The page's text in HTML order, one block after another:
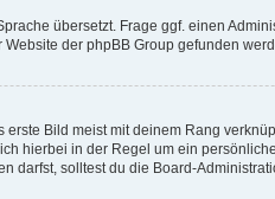
übersetzt. Frage ggf. einen
der phpBB Group gefunden
Bild meist mit deinem Rang
hierbei in der Regel um ein
darfst, solltest du die Board-